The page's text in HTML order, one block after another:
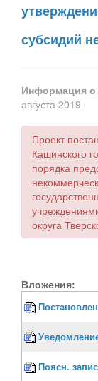
субсидий
Информация о
августа 2019
Проект
Кашинского
порядка
округа
Вложения:
Поясн.